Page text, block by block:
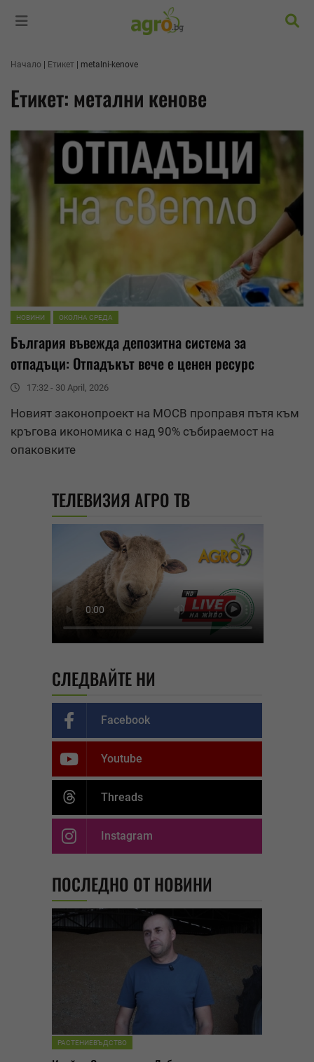
Начало Етикет metalni-kenove
Етикет: метални кенове
НОВИНИ ОКОЛНА СРЕДА
България въвежда депозитна система за
отпадъци: Отпадъкът вече е ценен ресурс
17:32 - 30 April, 2026
Новият законопроект на МОСВ проправя пътя към
кръгова икономика с над 90% събираемост на
опаковките
ТЕЛЕВИЗИЯ АГРО ТВ
СЛЕДВАЙТЕ НИ
Facebook
Youtube
Threads
Instagram
ПОСЛЕДНО ОТ НОВИНИ
РАСТЕНИЕВЪДСТВО